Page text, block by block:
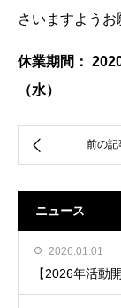
さいますようお
休業期間：
（水）
ニュース
2026.01.01
【2026年活動